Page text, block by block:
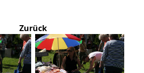
Zurück